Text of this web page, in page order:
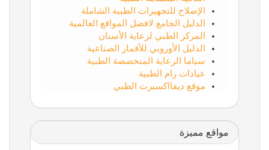
الإصلاح للتجهيزات الطبية الشاملة
الدليل الجامع لافضل المواقع العالمية
المركز الطبي لرعاية الأسنان
الدليل الأوروبي للأقمار الصناعية
سباما الرعاية المتخصصة الطبية
عيادات رام الطبية
موقع ديفااكسبرت الطبي
مواقع مميزة